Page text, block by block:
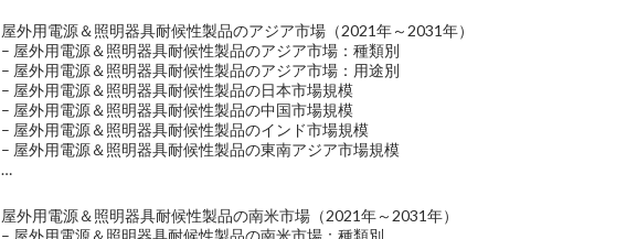
屋外用電源＆照明器具耐候性製品のアジア市場（2021年～2031年）
– 屋外用電源＆照明器具耐候性製品のアジア市場：種類別
– 屋外用電源＆照明器具耐候性製品のアジア市場：用途別
– 屋外用電源＆照明器具耐候性製品の日本市場規模
– 屋外用電源＆照明器具耐候性製品の中国市場規模
– 屋外用電源＆照明器具耐候性製品のインド市場規模
– 屋外用電源＆照明器具耐候性製品の東南アジア市場規模
…
屋外用電源＆照明器具耐候性製品の南米市場（2021年～2031年）
– 屋外用電源＆照明器具耐候性製品の南米市場：種類別